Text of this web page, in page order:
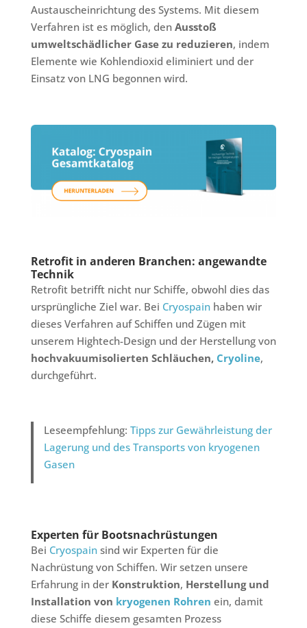
Austauscheinrichtung des Systems. Mit diesem
Verfahren ist es möglich, den Ausstoß
umweltschädlicher Gase zu reduzieren, indem
Elemente wie Kohlendioxid eliminiert und der
Einsatz von LNG begonnen wird.
Retrofit in anderen Branchen: angewandte
Technik
Retrofit betrifft nicht nur Schiffe, obwohl dies das
ursprüngliche Ziel war. Bei Cryospainhaben wir
dieses Verfahren auf Schiffen und Zügen mit
unserem Hightech-Design und der Herstellung von
hochvakuumisolierten Schläuchen, Cryoline,
durchgeführt.
Leseempfehlung: Tipps zur Gewährleistung der
Lagerung und des Transports von kryogenen
Gasen
Experten für Bootsnachrüstungen
Bei Cryospainsind wir Experten für die
Nachrüstung von Schiffen. Wir setzen unsere
Erfahrung in der Konstruktion, Herstellung und
Installation von kryogenen Rohren ein, damit
diese Schiffe diesem gesamten Prozess